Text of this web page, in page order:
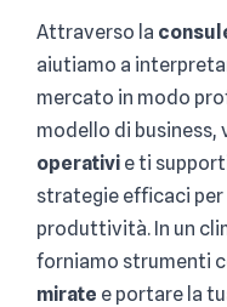
Attraverso la
aiutiamo a
mercato in modo
modello di business,
operativi e ti
strategie efficaci per
produttività. In un
forniamo strumenti
mirate e portare la